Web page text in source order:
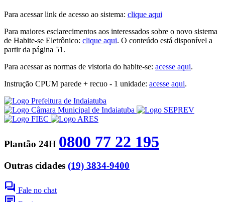
Para acessar link de acesso ao sistema: clique aqui
Para maiores esclarecimentos aos interessados sobre o novo sistema
de Habite-se Eletrônico: clique aqui. O conteúdo está disponível a
partir da página 51.
Para acessar as normas de vistoria do habite-se: acesse aqui.
Instrução CPUM parede + recuo - 1 unidade: acesse aqui.
Plantão 24H 0800 77 22 195
Outras cidades (19) 3834-9400
forum Fale no chat